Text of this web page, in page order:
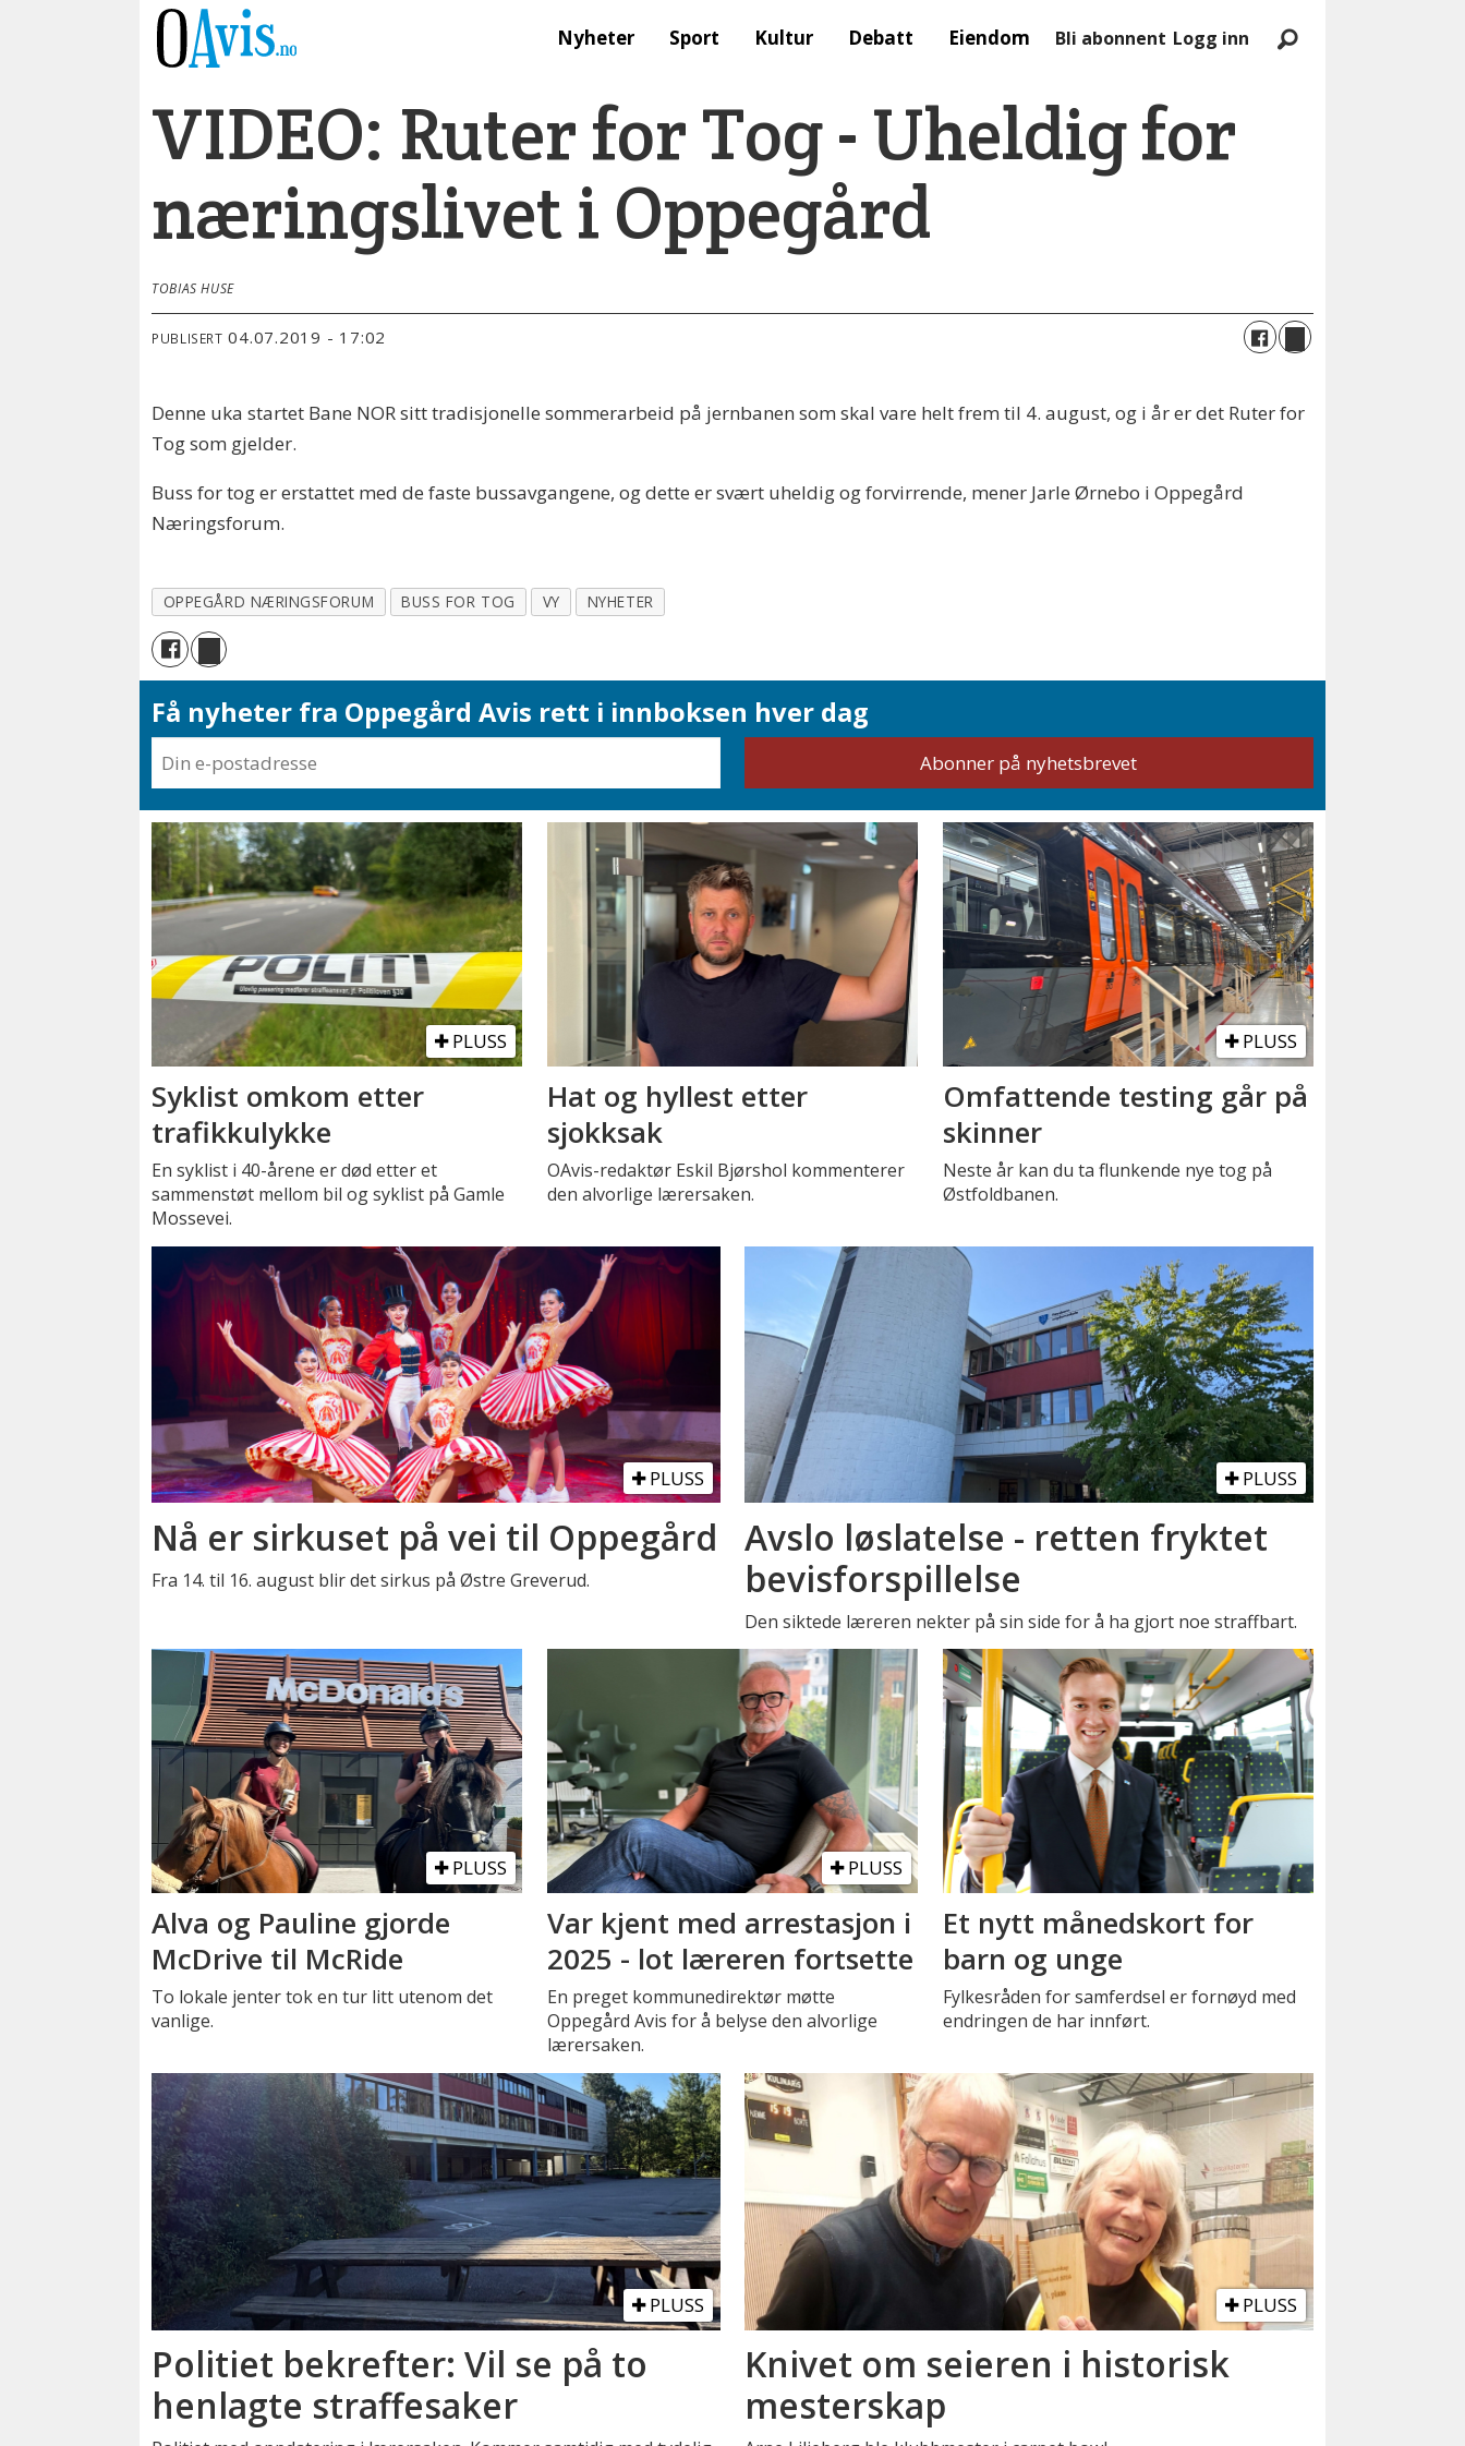
Nyheter Sport Kultur Debatt Eiendom Bli abonnent Logg inn
VIDEO: Ruter for Tog - Uheldig for
næringslivet i Oppegård
TOBIAS HUSE
PUBLISERT 04.07.2019 - 17:02
Denne uka startet Bane NOR sitt tradisjonelle sommerarbeid på jernbanen som skal vare helt frem til 4. august, og i år er det Ruter for
Tog som gjelder.
Buss for tog er erstattet med de faste bussavgangene, og dette er svært uheldig og forvirrende, mener Jarle Ørnebo i Oppegård
Næringsforum.
OPPEGÅRD NÆRINGSFORUM BUSS FOR TOG VY NYHETER
Få nyheter fra Oppegård Avis rett i innboksen hver dag
PLUSS
Syklist omkom etter
trafikkulykke
En syklist i 40-årene er død etter et
sammenstøt mellom bil og syklist på Gamle
Mossevei.
Hat og hyllest etter
sjokksak
OAvis-redaktør Eskil Bjørshol kommenterer
den alvorlige lærersaken.
PLUSS
Omfattende testing går på
skinner
Neste år kan du ta flunkende nye tog på
Østfoldbanen.
PLUSS
Nå er sirkuset på vei til Oppegård
Fra 14. til 16. august blir det sirkus på Østre Greverud.
PLUSS
Avslo løslatelse - retten fryktet
bevisforspillelse
Den siktede læreren nekter på sin side for å ha gjort noe straffbart.
PLUSS
Alva og Pauline gjorde
McDrive til McRide
To lokale jenter tok en tur litt utenom det
vanlige.
PLUSS
Var kjent med arrestasjon i
2025 - lot læreren fortsette
En preget kommunedirektør møtte
Oppegård Avis for å belyse den alvorlige
lærersaken.
Et nytt månedskort for
barn og unge
Fylkesråden for samferdsel er fornøyd med
endringen de har innført.
PLUSS
Politiet bekrefter: Vil se på to
henlagte straffesaker
PLUSS
Knivet om seieren i historisk
mesterskap